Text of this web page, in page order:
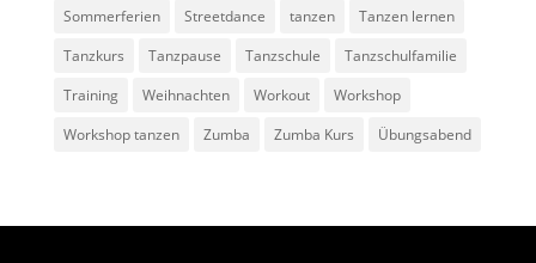
Sommerferien
Streetdance tanzen
Tanzen lernen
Tanzkurs
Tanzpause Tanzschule
Tanzschulfamilie
Training
Weihnachten Workout
Workshop
Workshop tanzen
Zumba Zumba Kurs Übungsabend